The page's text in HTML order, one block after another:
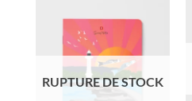
RUPTURE DE STOCK